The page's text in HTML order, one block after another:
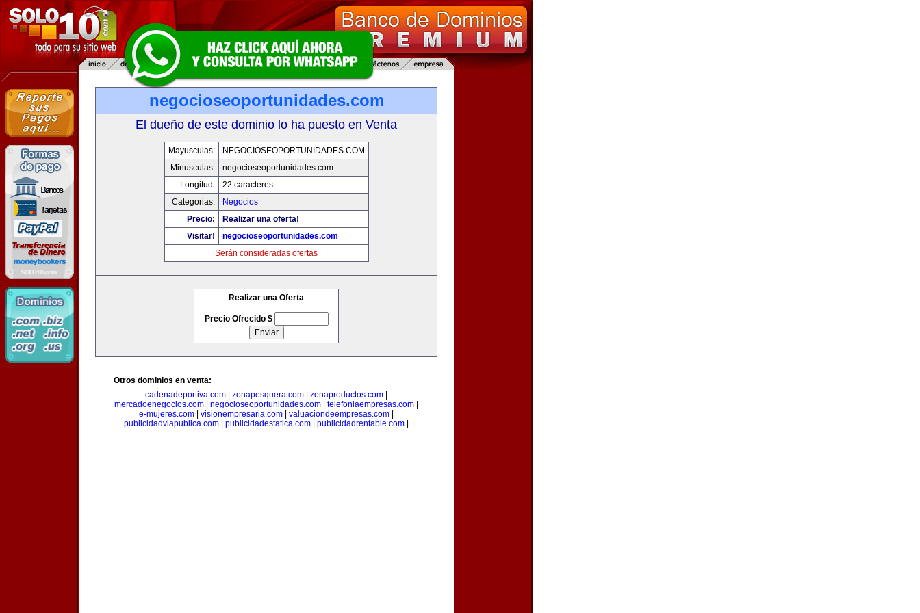
negocioseoportunidades.com
El dueño de este dominio lo ha puesto en Venta
Mayusculas:
NEGOCIOSEOPORTUNIDADES.COM
Minusculas:
negocioseoportunidades.com
Longitud:
22 caracteres
Categorias:
Negocios
Precio:
Realizar una oferta!
Visitar!
negocioseoportunidades.com
Serán consideradas ofertas
Realizar una Oferta
Precio Ofrecido $
Otros dominios en venta:
cadenadeportiva.com
zonapesquera.com zonaproductos.com
mercadoenegocios.com
negocioseoportunidades.com telefoniaempresas.com
e-mujeres.com
visionempresaria.com valuaciondeempresas.com
publicidadviapublica.com
publicidadestatica.com publicidadrentable.com